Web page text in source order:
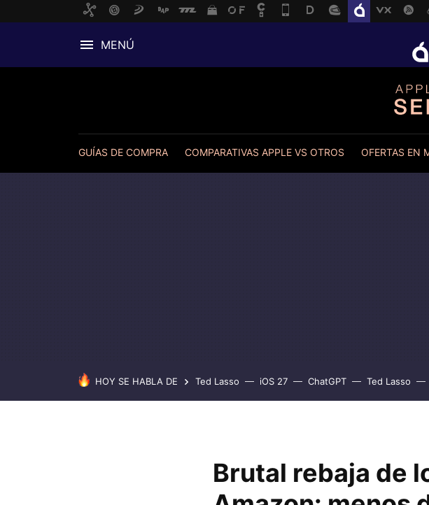
MENÚ
GUÍAS DE COMPRA COMPARATIVAS APPLE VS OTROS OFERTAS EN
HOY SE HABLA DE Ted Lasso iOS 27 ChatGPT Ted Lasso
Brutal rebaja de